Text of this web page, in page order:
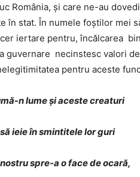
România, și care ne-au
în stat. În numele foștilor mei
iertare pentru, încălcarea
guvernare necinstesc valori
pentru aceste
n lume și aceste creaturi
ieie în smintitele lor guri
spre-a o face de ocară,